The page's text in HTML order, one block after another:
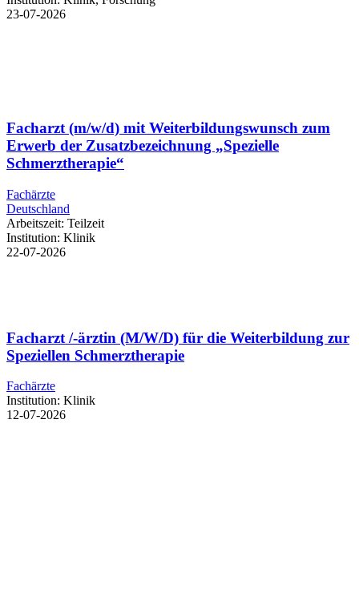
23-07-2026
Facharzt (m/w/d) mit Weiterbildungswunsch zum
Erwerb der Zusatzbezeichnung „Spezielle
Schmerztherapie“
Fachärzte
Deutschland
Arbeitszeit: Teilzeit
Institution: Klinik
22-07-2026
Facharzt /-ärztin (M/W/D) für die Weiterbildung zur
Speziellen Schmerztherapie
Fachärzte
Institution: Klinik
12-07-2026